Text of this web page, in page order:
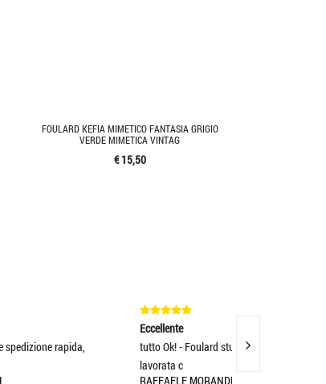
FOULARD KEFIA MIMETICO FANTASIA GRIGIO
VERDE MIMETICA VINTAG
€ 15,50
tutto Ok! - Foulard stupendo ... seta di qualità
Servizio